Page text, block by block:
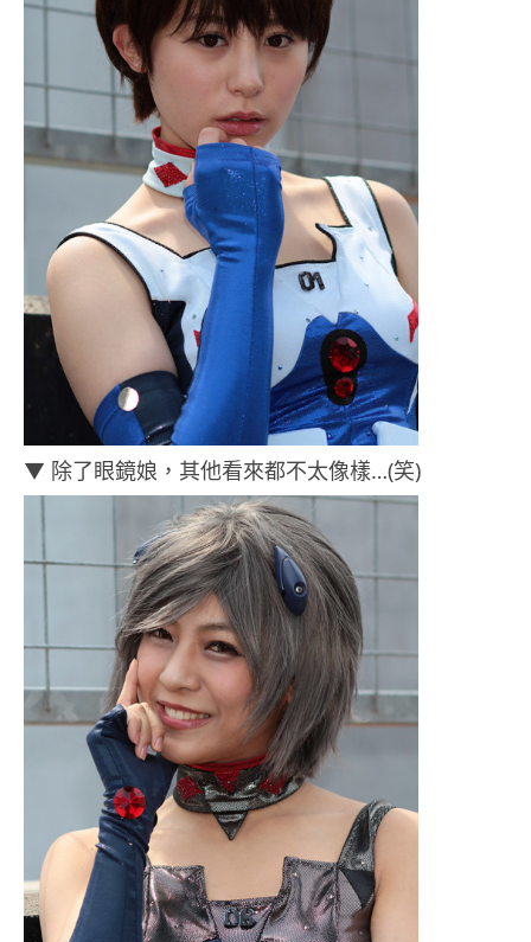
▼ 除了眼鏡娘，其他看來都不太像樣…(笑)